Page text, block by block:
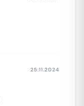
25.11.2024